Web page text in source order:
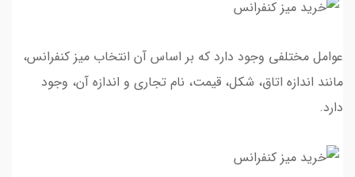
عوامل مختلفی وجود دارد که بر اساس آن انتخاب میز کنفرانس،
مانند اندازه اتاق، شکل، قیمت، نام تجاری و اندازه آن، وجود
دارد.